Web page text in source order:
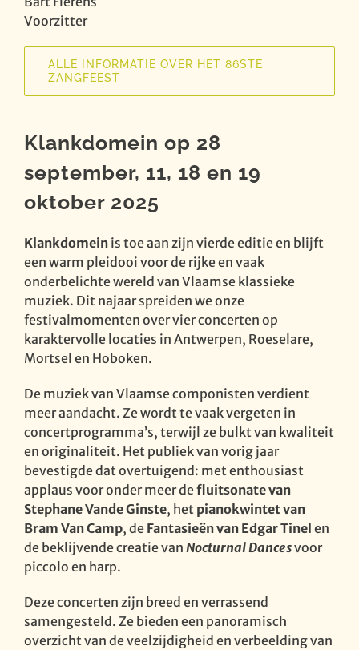
Voorzitter
ALLE INFORMATIE OVER HET 86STE
ZANGFEEST
Klankdomein op 28
september, 11, 18 en 19
oktober 2025
Klankdomeinis toe aan zijn vierde editie en blijft
een warm pleidooi voor de rijke en vaak
onderbelichte wereld van Vlaamse klassieke
muziek. Dit najaar spreiden we onze
festivalmomenten over vier concerten op
karaktervolle locaties in Antwerpen, Roeselare,
Mortsel en Hoboken.
De muziek van Vlaamse componisten verdient
meer aandacht. Ze wordt te vaak vergeten in
concertprogramma’s, terwijl ze bulkt van kwaliteit
en originaliteit. Het publiek van vorig jaar
bevestigde dat overtuigend: met enthousiast
applaus voor onder meer defluitsonate van
Stephane Vande Ginste, het pianokwintet van
Bram Van Camp, de Fantasieën van Edgar Tinel en
de beklijvende creatie van Nocturnal Dancesvoor
piccolo en harp.
Deze concerten zijn breed en verrassend
samengesteld. Ze bieden een panoramisch
overzicht van de veelzijdigheid en verbeelding van